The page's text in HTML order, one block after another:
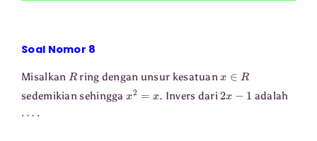
Soal Nomor 8
Misalkan Rring dengan unsur kesatuan R
sedemikian sehingga 2 . Invers dari2 adalah